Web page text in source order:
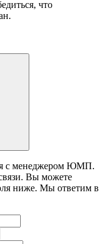
что
с менеджером ЮМП.
Вы можете
ниже. Mы ответим в